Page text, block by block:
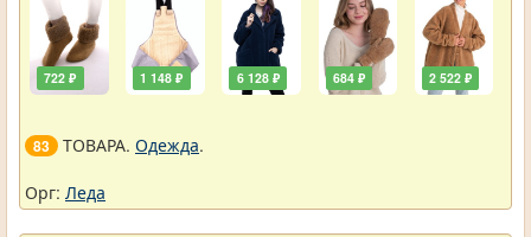
722 ₽ 1 148 ₽ 6 128 ₽ 684 ₽ 2 522 ₽
83 ТОВАРА. Одежда.
Орг: Леда